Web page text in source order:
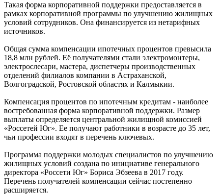
Такая форма корпоративной поддержки предоставляется в
рамках корпоративной программы по улучшению жилищных
условий сотрудников. Она финансируется из нетарифных
источников.
Общая сумма компенсации ипотечных процентов превысила
18,8 млн рублей. Её получателями стали электромонтеры,
электрослесари, мастера, диспетчеры производственных
отделений филиалов компании в Астраханской,
Волгоградской, Ростовской областях и Калмыкии.
Компенсация процентов по ипотечным кредитам - наиболее
востребованная форма корпоративной поддержки. Размер
выплаты определяется центральной жилищной комиссией
«Россетей Юг». Ее получают работники в возрасте до 35 лет,
чьи профессии входят в перечень ключевых.
Программа поддержки молодых специалистов по улучшению
жилищных условий создана по инициативе генерального
директора «Россети Юг» Бориса Эбзеева в 2017 году.
Перечень получателей компенсации сейчас постепенно
расширяется.